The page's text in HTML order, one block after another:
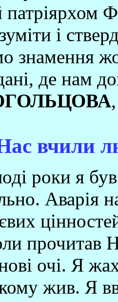
і
знамення
де нам
,
вчили
роки я
Аварія
прочитав
очі. Я
жив. Я